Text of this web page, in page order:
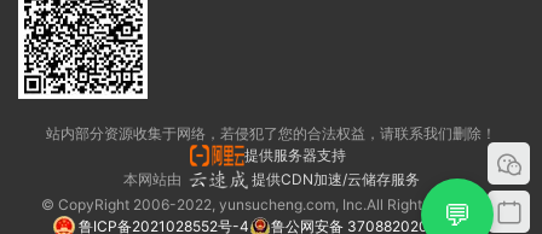
站内部分资源收集于网络，若侵犯了您的合法权益，请联系我们删除！
提供服务器支持
本网站由
提供CDN加速/云储存服务
© CopyRight 2006-2022, yunsucheng.com, Inc.All Rights Reserved.
鲁ICP备2021028552号-4
鲁公网安备 37088202000325号
💬